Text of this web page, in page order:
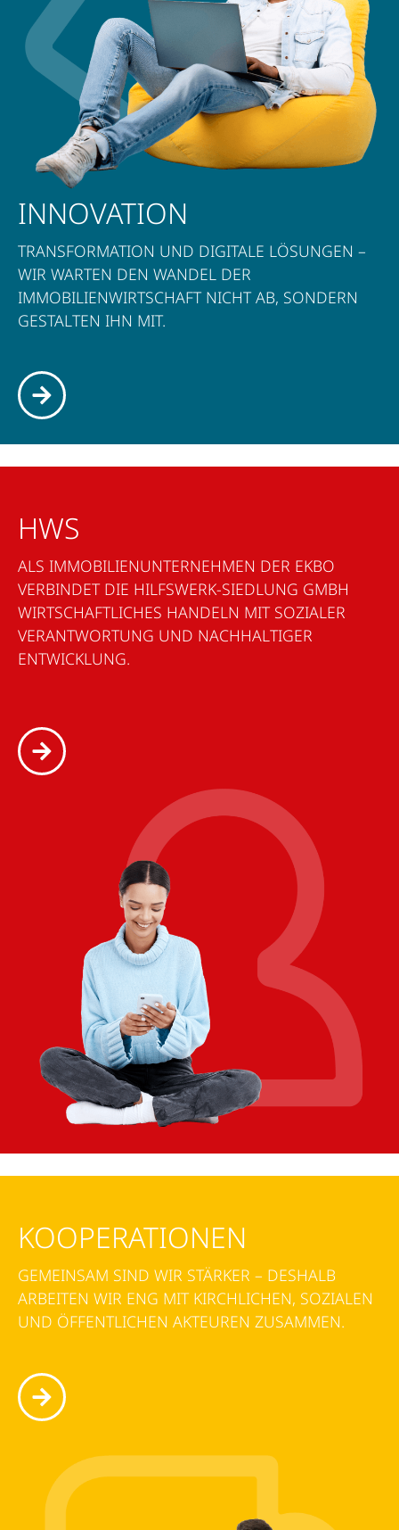
INNOVATION
TRANSFORMATION UND DIGITALE LÖSUNGEN –
WIR WARTEN DEN WANDEL DER
IMMOBILIENWIRTSCHAFT NICHT AB, SONDERN
GESTALTEN IHN MIT.
HWS
ALS IMMOBILIENUNTERNEHMEN DER EKBO
VERBINDET DIE HILFSWERK-SIEDLUNG GMBH
WIRTSCHAFTLICHES HANDELN MIT SOZIALER
VERANTWORTUNG UND NACHHALTIGER
ENTWICKLUNG.
KOOPERATIONEN
GEMEINSAM SIND WIR STÄRKER – DESHALB
ARBEITEN WIR ENG MIT KIRCHLICHEN, SOZIALEN
UND ÖFFENTLICHEN AKTEUREN ZUSAMMEN.